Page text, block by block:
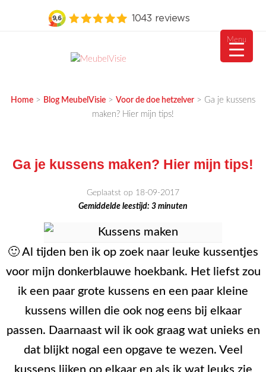
inhoudHome > Blog MeubelVisie > Voor de doe hetzelver > Ga je kussens
maken? Hier mijn tips!
Ga je kussens maken? Hier mijn tips!
Geplaatst op 18-09-2017
Gemiddelde leestijd: 3 minuten
🙂 Al tijden ben ik op zoek naar leuke kussentjes
voor mijn donkerblauwe hoekbank. Het liefst zou
ik een paar grote kussens en een paar kleine
kussens willen die ook nog eens bij elkaar
passen. Daarnaast wil ik ook graag wat unieks en
dat blijkt nogal een opgave te wezen. Veel
Menu